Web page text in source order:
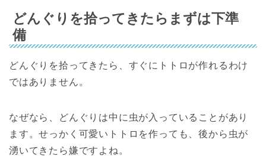
どんぐりを拾ってきたらまずは下準
備
どんぐりを拾ってきたら、すぐにトトロが作れるわけ
ではありません。
なぜなら、どんぐりは中に虫が入っていることがあり
ます。せっかく可愛いトトロを作っても、後から虫が
湧いてきたら嫌ですよね。